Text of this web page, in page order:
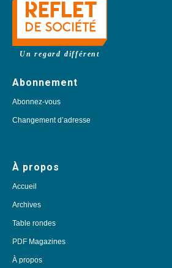
Un regard différent
Abonnement
Abonnez-vous
Changement d’adresse
À propos
Accueil
Archives
Table rondes
PDF Magazines
À propos